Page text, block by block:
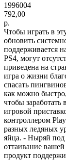
1996004
792,00
р.
Чтобы играть в
обновить
поддерживается
PS4, могут
приведена на
игра о жизни
спасать
как можно
чтобы
игровой
контроллером
разных ледяных
яйца. - Ныряй под
оттаивание
продукт